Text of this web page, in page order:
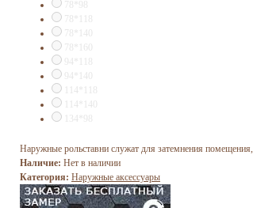
78*98
78*118
78*140
78*160
94*118
94*140
114*118
114*140
134*98
​Наружные рольставни служат для затемнения
Наличие: Нет в наличии
Категория: Наружные аксессуары